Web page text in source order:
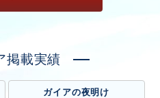
掲載実績
ガイアの夜明け